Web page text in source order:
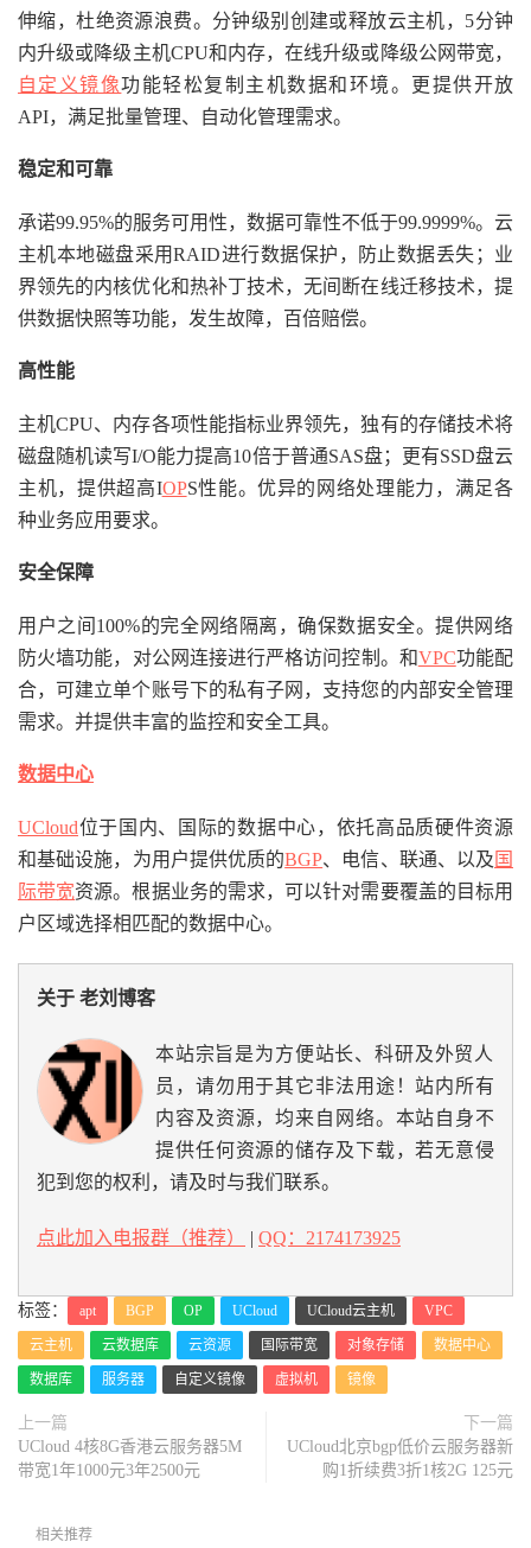
伸缩，杜绝资源浪费。分钟级别创建或释放云主机，5分钟
内升级或降级主机CPU和内存，在线升级或降级公网带宽，
自定义镜像功能轻松复制主机数据和环境。更提供开放
API，满足批量管理、自动化管理需求。
稳定和可靠
承诺99.95%的服务可用性，数据可靠性不低于99.9999%。云
主机本地磁盘采用RAID进行数据保护，防止数据丢失；业
界领先的内核优化和热补丁技术，无间断在线迁移技术，提
供数据快照等功能，发生故障，百倍赔偿。
高性能
主机CPU、内存各项性能指标业界领先，独有的存储技术将
磁盘随机读写I/O能力提高10倍于普通SAS盘；更有SSD盘云
主机，提供超高IOPS性能。优异的网络处理能力，满足各
种业务应用要求。
安全保障
用户之间100%的完全网络隔离，确保数据安全。提供网络
防火墙功能，对公网连接进行严格访问控制。和VPC功能配
合，可建立单个账号下的私有子网，支持您的内部安全管理
需求。并提供丰富的监控和安全工具。
数据中心
UCloud位于国内、国际的数据中心，依托高品质硬件资源
和基础设施，为用户提供优质的BGP、电信、联通、以及 国
际带宽资源。根据业务的需求，可以针对需要覆盖的目标用
户区域选择相匹配的数据中心。
关于 老刘博客
本站宗旨是为方便站长、科研及外贸人
员，请勿用于其它非法用途！站内所有
内容及资源，均来自网络。本站自身不
提供任何资源的储存及下载，若无意侵
犯到您的权利，请及时与我们联系。
点此加入电报群（推荐） | QQ：2174173925
标签： apt BGP OP UCloud UCloud云主机 VPC
云主机 云数据库 云资源 国际带宽 对象存储 数据中心
数据库 服务器 自定义镜像 虚拟机 镜像
上一篇
UCloud 4核8G香港云服务器5M
带宽1年1000元3年2500元
下一篇
UCloud北京bgp低价云服务器新
购1折续费3折1核2G 125元
相关推荐